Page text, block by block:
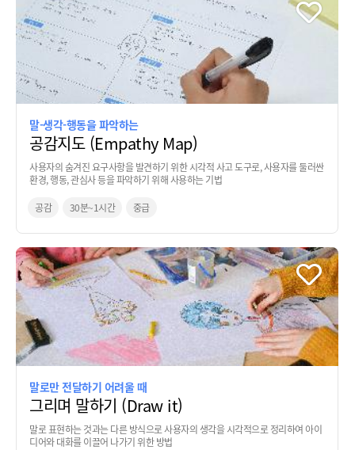
말-생각-행동을 파악하는
공감지도 (Empathy Map)
사용자의 숨겨진 요구사항을 발견하기 위한 시각적 사고 도구로, 사용자를 둘러싼
환경, 행동, 관심사 등을 파악하기 위해 사용하는 기법
공감 30분~1시간 중급
말로만 전달하기 어려울 때
그리며 말하기 (Draw it)
말로 표현하는 것과는 다른 방식으로 사용자의 생각을 시각적으로 정리하여 아이
디어와 대화를 이끌어 나가기 위한 방법